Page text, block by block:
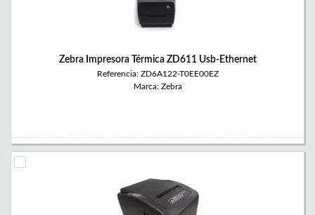
Zebra Impresora Térmica ZD611 Usb-Ethernet
Referencia: ZD6A122-T0EE00EZ
Marca: Zebra